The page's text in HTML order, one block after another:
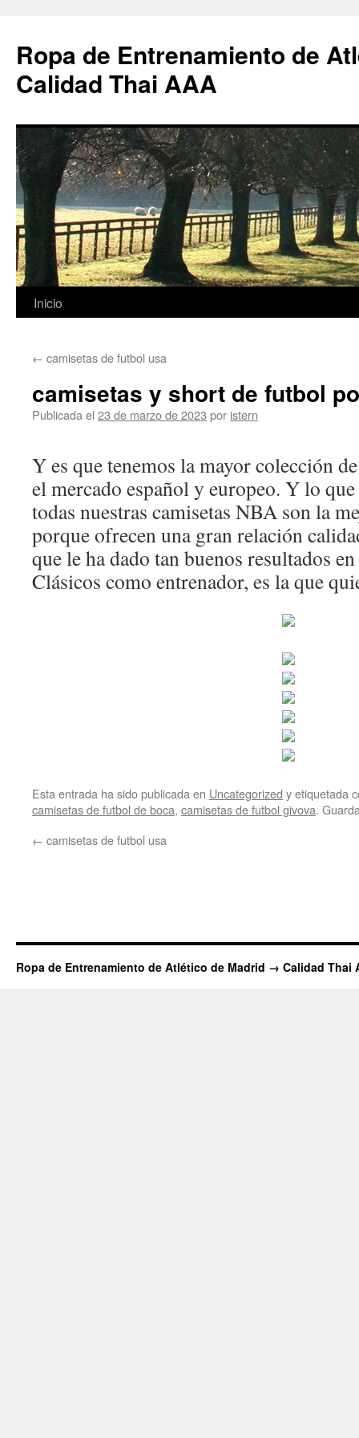
Ropa de Entrenamiento de
Calidad Thai AAA
Saltar
contenido
Inicio
← camisetas de futbol usa
camisetas y short de futbol
Publicada el 23 de marzo de 2023 por istern
Y es que tenemos la mayor colección
el mercado español y europeo. Y lo
todas nuestras camisetas NBA son la
porque ofrecen una gran relación
que le ha dado tan buenos resultados
Clásicos como entrenador, es la que
Esta entrada ha sido publicada en Uncategorized y etiquetada
camisetas de futbol de boca, camisetas de futbol givova.
← camisetas de futbol usa
Ropa de Entrenamiento de Atlético de Madrid → Calidad Thai